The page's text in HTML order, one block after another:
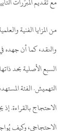
من المزايا الفنية
والنقد، كما أن جهده
السبع الأصلية بحد
التهميش. الفئة
الاحتجاج بالقراءة.
الاحتجاجي، وكيف